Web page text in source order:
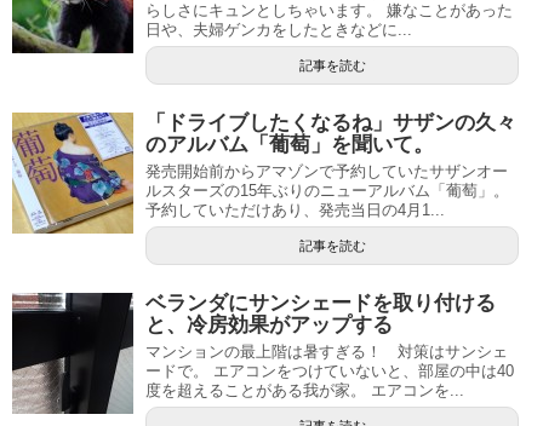
らしさにキュンとしちゃいます。 嫌なことがあった
日や、夫婦ゲンカをしたときなどに...
記事を読む
「ドライブしたくなるね」サザンの久々
のアルバム「葡萄」を聞いて。
発売開始前からアマゾンで予約していたサザンオー
ルスターズの15年ぶりのニューアルバム「葡萄」。
予約していただけあり、発売当日の4月1...
記事を読む
ベランダにサンシェードを取り付ける
と、冷房効果がアップする
マンションの最上階は暑すぎる！ 対策はサンシェ
ードで。 エアコンをつけていないと、部屋の中は40
度を超えることがある我が家。 エアコンを...